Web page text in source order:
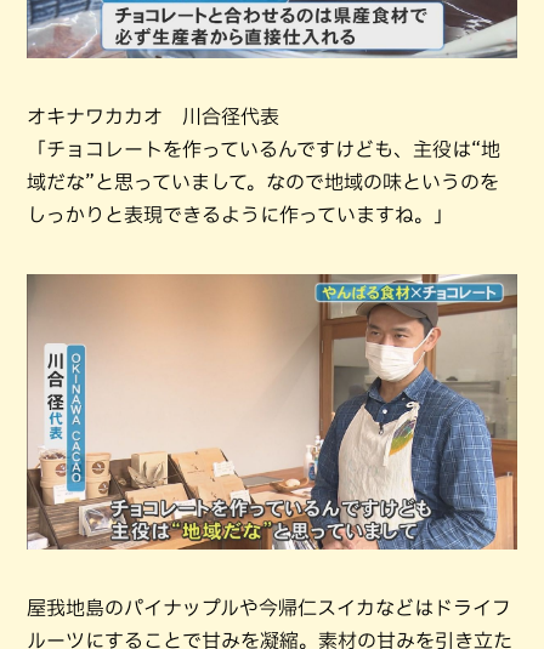
オキナワカカオ 川合径代表
「チョコレートを作っているんですけども、主役は“地
域だな”と思っていまして。なので地域の味というのを
しっかりと表現できるように作っていますね。」
屋我地島のパイナップルや今帰仁スイカなどはドライフ
ルーツにすることで甘みを凝縮。素材の甘みを引き立た